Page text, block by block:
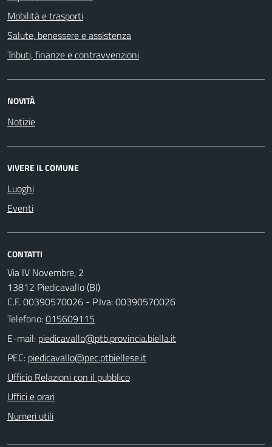
Mobilità e trasporti
Salute, benessere e assistenza
Tributi, finanze e contravvenzioni
NOVITÀ
Notizie
VIVERE IL COMUNE
Luoghi
Eventi
CONTATTI
Via IV Novembre, 2
13812 Piedicavallo (BI)
C.F. 00390570026 - P.Iva: 00390570026
Telefono:015609115
E-mail:
PEC:
Ufficio Relazioni con il pubblico
Uffici e orari
Numeri utili